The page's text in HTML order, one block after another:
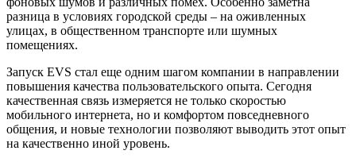
разница в условиях городской среды – на оживленных
улицах, в общественном транспорте или шумных
помещениях.
Запуск EVS стал еще одним шагом компании в направлении
повышения качества пользовательского опыта. Сегодня
качественная связь измеряется не только скоростью
мобильного интернета, но и комфортом повседневного
общения, и новые технологии позволяют выводить этот опыт
на качественно иной уровень.